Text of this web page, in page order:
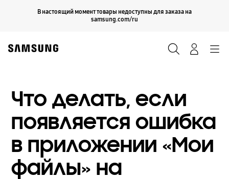
В настоящий момент товары недоступны для заказа на
samsung.com/ru
Продолжить
Что делать, если
появляется ошибка
в приложении «Мои
файлы» на